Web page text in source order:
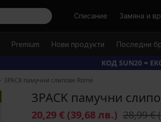
ТърсиСписание Замяна и
Premium Нови продукти Последни
КОД SUN20 =
3PACK памучни слипове Rome
3PACK памучни
20,29 € (39,68 лв.) 28,99 €